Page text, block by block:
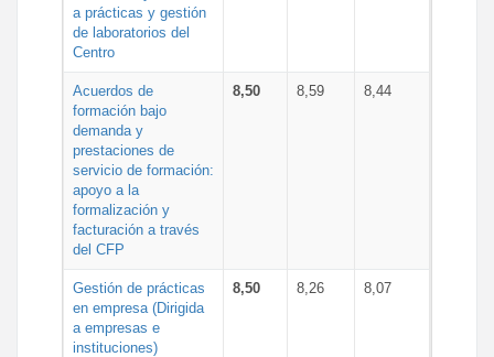
a prácticas y gestión
de laboratorios del
Centro
Acuerdos de
formación bajo
demanda y
prestaciones de
servicio de formación:
apoyo a la
formalización y
facturación a través
del CFP
8,50 8,59 8,44
Gestión de prácticas
en empresa (Dirigida
a empresas e
instituciones)
8,50 8,26 8,07